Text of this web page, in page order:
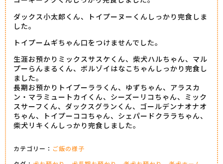
ダックス小太郎くん、トイプーヌーくんしっかり完食しま
した。
トイプームギちゃん口をつけませんでした。
生涯お預かりミックスサスケくん、柴犬ハルちゃん、マル
プーらんまるくん、ボルゾイはなこちゃんしっかり完食し
ました。
長期お預かりトイプーララくん、ゆずちゃん、アラスカ
ン・マラミュートカイくん、シーズーリコちゃん、ミック
スサーフくん、ダックスグランくん、ゴールデンナオナオ
ちゃん、トイプーココちゃん、シェパードクララちゃん、
柴犬リキくんしっかり完食しました。
カテゴリー： ご飯の様子